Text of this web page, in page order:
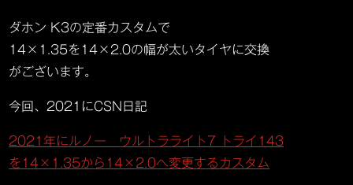
ダホン K3の定番カスタムで
14×1.35を14×2.0の幅が太いタイヤに交換
がございます。
今回、2021にCSN日記
2021年にルノー ウルトラライト7 トライ143
を14×1.35から14×2.0へ変更するカスタム